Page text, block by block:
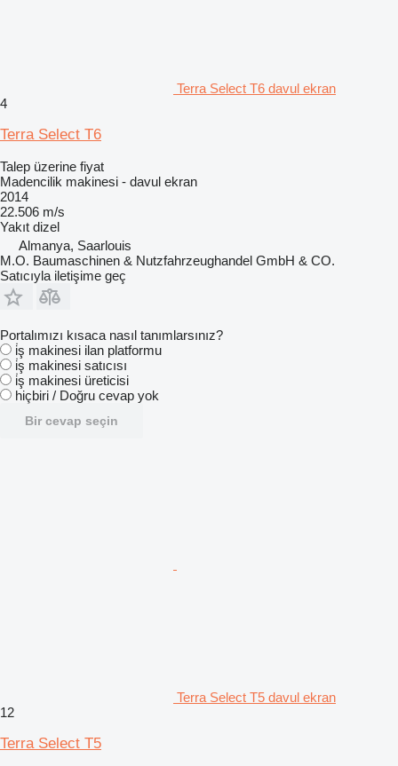
Terra Select T6 davul ekran
4
Terra Select T6
Talep üzerine fiyat
Madencilik makinesi - davul ekran
2014
22.506 m/s
Yakıt dizel
Almanya, Saarlouis
M.O. Baumaschinen & Nutzfahrzeughandel GmbH & CO.
Satıcıyla iletişime geç
Portalımızı kısaca nasıl tanımlarsınız?
i̇ş makinesi ilan platformu
i̇ş makinesi satıcısı
i̇ş makinesi üreticisi
hiçbiri / Doğru cevap yok
Bir cevap seçin
Terra Select T5 davul ekran
12
Terra Select T5